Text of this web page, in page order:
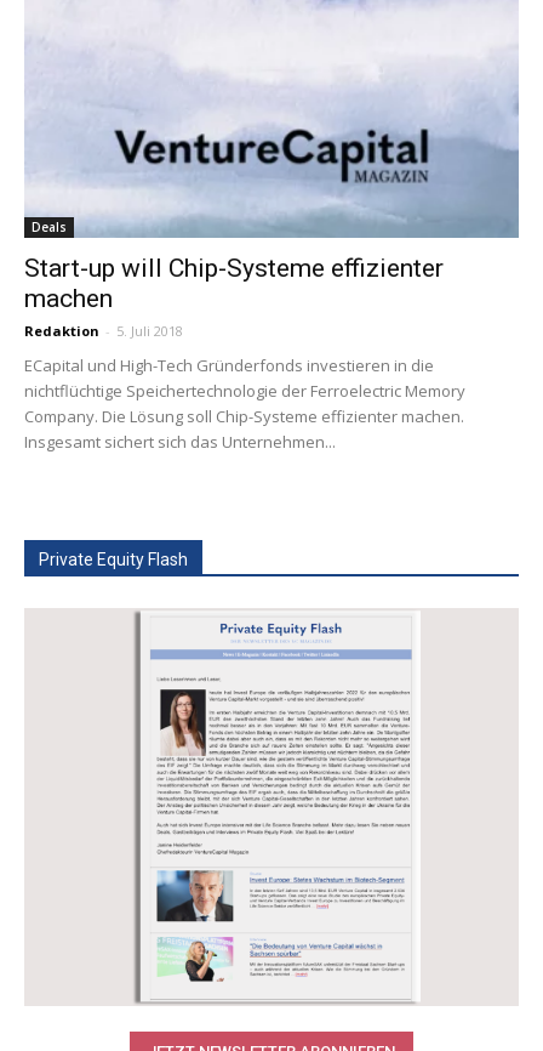
Deals
Start-up will Chip-Systeme effizienter
machen
Redaktion - 5. Juli 2018
ECapital und High-Tech Gründerfonds investieren in die
nichtflüchtige Speichertechnologie der Ferroelectric Memory
Company. Die Lösung soll Chip-Systeme effizienter machen.
Insgesamt sichert sich das Unternehmen...
Private Equity Flash